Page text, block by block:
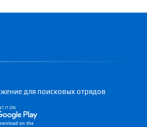
для поисковых отрядов